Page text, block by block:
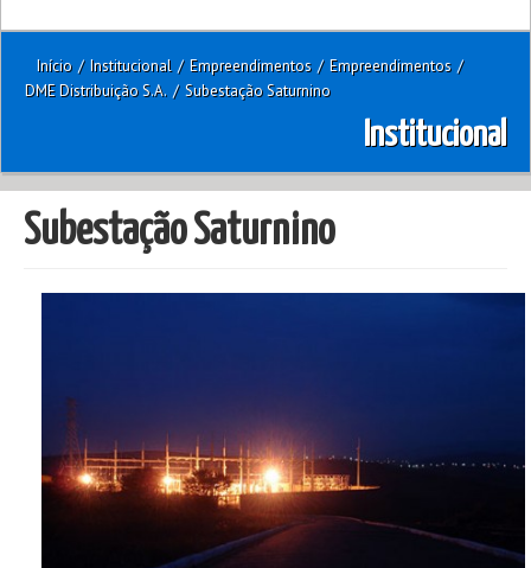
Início / Institucional / Empreendimentos / Empreendimentos /
DME Distribuição S.A. / Subestação Saturnino
Institucional
Subestação Saturnino